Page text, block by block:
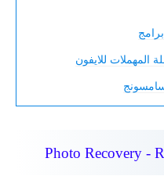
المهملات للايفون
Photo Recovery -